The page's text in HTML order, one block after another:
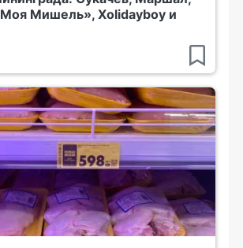
Мишель», Xolidayboy и